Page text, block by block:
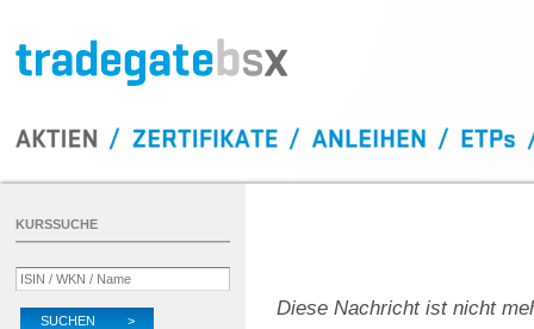
Diese Nachricht ist nicht
KURSSUCHE
SUCHEN >